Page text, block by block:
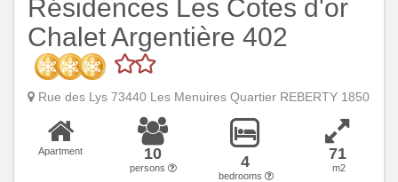
Résidences Les Cotes d'or
Chalet Argentière 402
Rue des Lys 73440 Les Menuires Quartier REBERTY 1850
Apartment 10
persons 4
bedrooms
71
m2